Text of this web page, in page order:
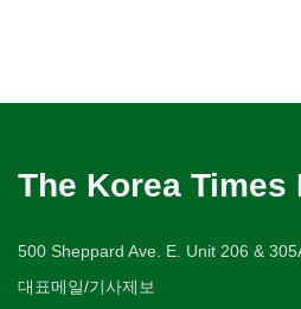
The Korea Times
500 Sheppard Ave. E. Unit 206 &
대표메일/기사제보